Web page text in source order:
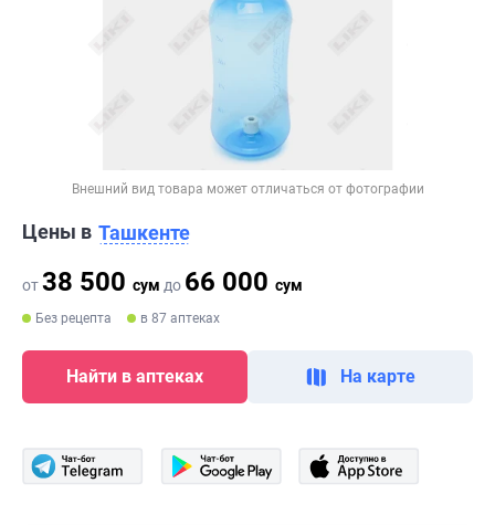
Внешний вид товара может отличаться от фотографии
Цены в Ташкенте
от38 500 сум до 66 000 сум
Без рецепта в 87 аптеках
Найти в аптеках На карте